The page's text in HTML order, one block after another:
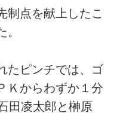
点を献上したこ
たピンチでは、ゴ
Ｋからわずか１分
田凌太郎と榊原